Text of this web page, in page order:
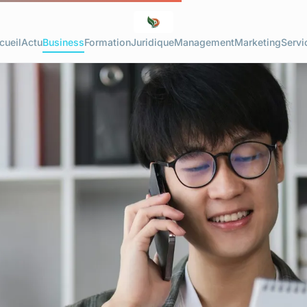
ActuBusinessFormationJuridiqueManagementMarketing